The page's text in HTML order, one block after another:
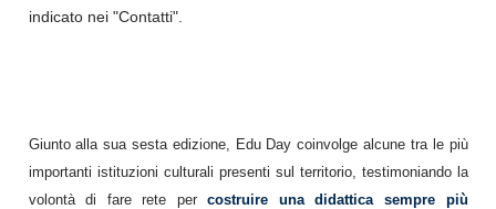
indicato nei "Contatti".
Giunto alla sua sesta edizione,
Edu Day coinvolge alcune tra le più
importanti istituzioni culturali presenti sul territorio, testimoniando la
volontà di fare rete percostruire una didattica sempre più